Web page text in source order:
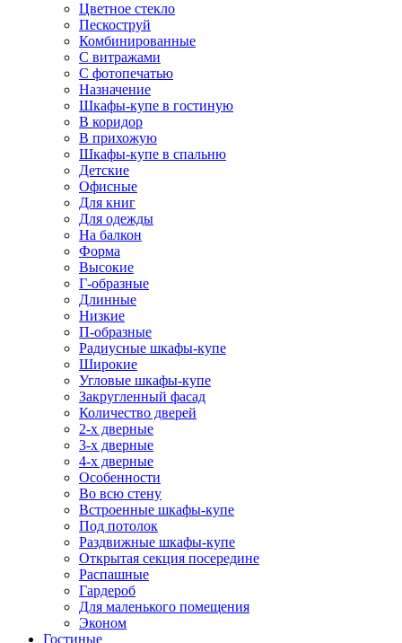
Цветное стекло
Пескоструй
Комбинированные
С витражами
С фотопечатью
Назначение
Шкафы-купе в гостиную
В коридор
В прихожую
Шкафы-купе в спальню
Детские
Офисные
Для книг
Для одежды
На балкон
Форма
Высокие
Г-образные
Длинные
Низкие
П-образные
Радиусные шкафы-купе
Широкие
Угловые шкафы-купе
Закругленный фасад
Количество дверей
2-х дверные
3-х дверные
4-х дверные
Особенности
Во всю стену
Встроенные шкафы-купе
Под потолок
Раздвижные шкафы-купе
Открытая секция посередине
Распашные
Гардероб
Для маленького помещения
Эконом
Гостиные